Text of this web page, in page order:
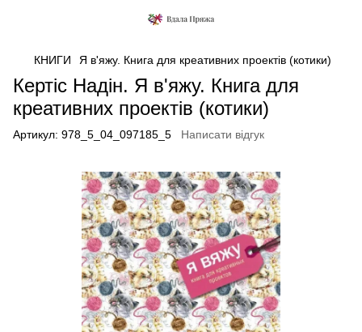
КНИГИ Я в'яжу. Книга для креативних проектів (котики)
Кертіс Надін. Я в'яжу. Книга для
креативних проектів (котики)
Артикул: 978_5_04_097185_5 Написати відгук